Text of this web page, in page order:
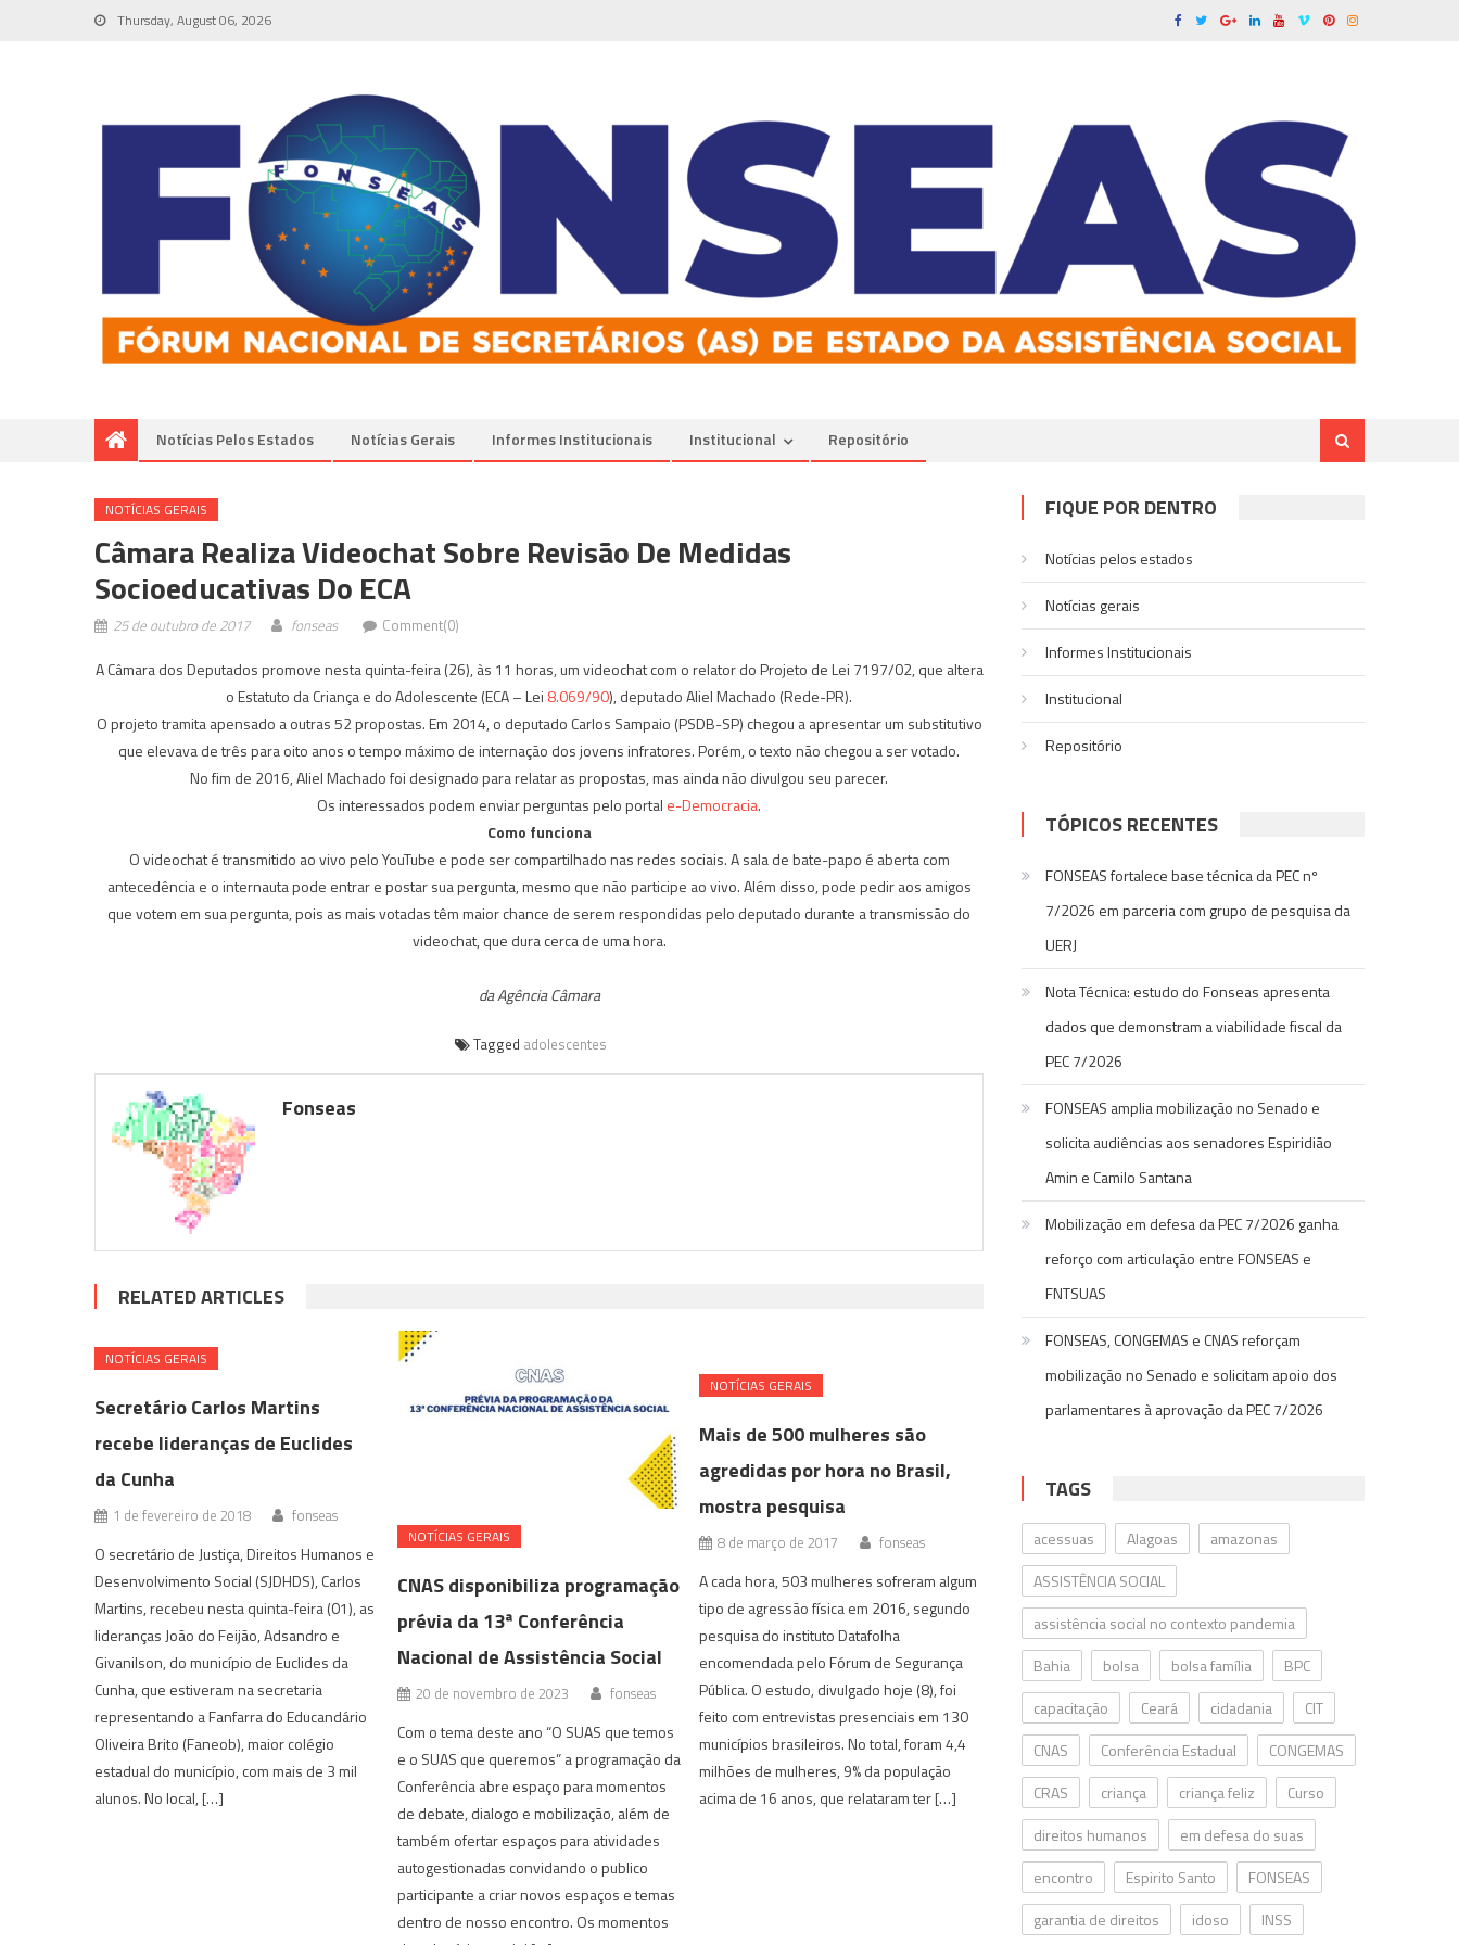
Thursday, August 06, 2026
Notícias Pelos Estados Notí­cias Gerais Informes Institucionais Institucional Repositório
NOTÍ­CIAS GERAIS
Câmara Realiza Videochat Sobre Revisão De Medidas
Socioeducativas Do ECA
25 de outubro de 2017 fonseas Comment(0)
A Câmara dos Deputados promove nesta quinta-feira (26), às 11 horas, um videochat com o relator do Projeto de Lei 7197/02, que altera
o Estatuto da Criança e do Adolescente (ECA – Lei 8.069/90), deputado Aliel Machado (Rede-PR).
O projeto tramitaapensado a outras 52 propostas. Em 2014, o deputado Carlos Sampaio (PSDB-SP) chegou a apresentar um substitutivo
que elevava de três para oito anos o tempo máximo de internação dos jovens infratores. Porém, o texto não chegou a ser votado.
No fim de 2016, Aliel Machado foi designado para relatar as propostas, mas ainda não divulgou seu parecer.
Os interessados podem enviar perguntas pelo portal e-Democracia.
Como funciona
O videochat é transmitido ao vivo pelo YouTube e pode ser compartilhado nas redes sociais. A sala de bate-papo é aberta com
antecedência e o internauta pode entrar e postar sua pergunta, mesmo que não participe ao vivo. Além disso, pode pedir aos amigos
que votem em sua pergunta, pois as mais votadas têm maior chance de serem respondidas pelo deputado durante a transmissão do
videochat, que dura cerca de uma hora.
da Agência Câmara
Tagged adolescentes
Fonseas
RELATED ARTICLES
NOTÍ­CIAS GERAIS
Secretário Carlos Martins
recebe lideranças de Euclides
da Cunha
1 de fevereiro de 2018 fonseas
O secretário de Justiça, Direitos Humanos e
Desenvolvimento Social (SJDHDS), Carlos
Martins, recebeu nesta quinta-feira (01), as
lideranças João do Feijão, Adsandro e
Givanilson, do município de Euclides da
Cunha, que estiveram na secretaria
representando a Fanfarra do Educandário
Oliveira Brito (Faneob), maior colégio
estadual do município, com mais de 3 mil
alunos. No local, […]
NOTÍ­CIAS GERAIS
CNAS disponibiliza programação
prévia da 13ª Conferência
Nacional de Assistência Social
20 de novembro de 2023 fonseas
Com o tema deste ano “O SUAS que temos
e o SUAS que queremos” a programação da
Conferência abre espaço para momentos
de debate, dialogo e mobilização, além de
também ofertar espaços para atividades
autogestionadas convidando o publico
participante a criar novos espaços e temas
dentro de nosso encontro. Os momentos
NOTÍ­CIAS GERAIS
Mais de 500 mulheres são
agredidas por hora no Brasil,
mostra pesquisa
8 de março de 2017 fonseas
A cada hora, 503 mulheres sofreram algum
tipo de agressão física em 2016, segundo
pesquisa do instituto Datafolha
encomendada pelo Fórum de Segurança
Pública. O estudo, divulgado hoje (8), foi
feito com entrevistas presenciais em 130
municípios brasileiros. No total, foram 4,4
milhões de mulheres, 9% da população
acima de 16 anos, que relataram ter […]
FIQUE POR DENTRO
Notícias pelos estados
Notí­cias gerais
Informes Institucionais
Institucional
Repositório
TÓPICOS RECENTES
FONSEAS fortalece base técnica da PEC nº
7/2026 em parceria com grupo de pesquisa da
UERJ
Nota Técnica: estudo do Fonseas apresenta
dados que demonstram a viabilidade fiscal da
PEC 7/2026
FONSEAS amplia mobilização no Senado e
solicita audiências aos senadores Espiridião
Amin e Camilo Santana
Mobilização em defesa da PEC 7/2026 ganha
reforço com articulação entre FONSEAS e
FNTSUAS
FONSEAS, CONGEMAS e CNAS reforçam
mobilização no Senado e solicitam apoio dos
parlamentares à aprovação da PEC 7/2026
TAGS
acessuas Alagoas
amazonas
ASSISTÊNCIA SOCIAL
assistência social no contexto pandemia
Bahia
bolsa bolsa família
BPC
capacitação
Ceará cidadania
CIT
CNAS
Conferência Estadual
CONGEMAS
CRAS
criança criança feliz
Curso
direitos humanos
em defesa do suas
encontro
Espirito Santo
FONSEAS
garantia de direitos
idoso
INSS